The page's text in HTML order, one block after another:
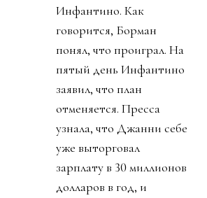
Инфантино. Как
говорится, Борман
понял, что проиграл. На
пятый день Инфантино
заявил, что план
отменяется. Пресса
узнала, что Джанни себе
уже выторговал
зарплату в 30 миллионов
долларов в год, и